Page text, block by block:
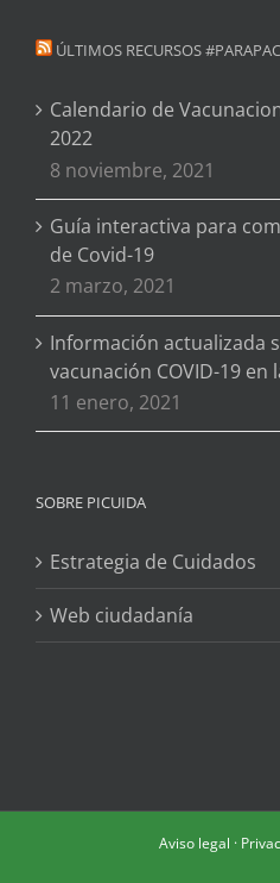
ÚLTIMOS RECURSOS
Calendario de
2022
8 noviembre, 2021
Guía interactiva para
de Covid-19
2 marzo, 2021
Información actualizada
vacunación COVID-19 en
11 enero, 2021
SOBRE PICUIDA
Estrategia de Cuidados
Web ciudadanía
Aviso legal ·